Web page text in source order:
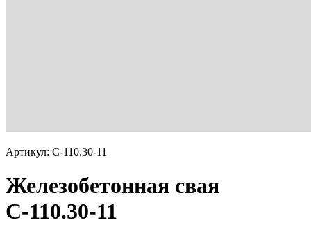
Артикул: С-110.30-11
Железобетонная свая
С-110.30-11